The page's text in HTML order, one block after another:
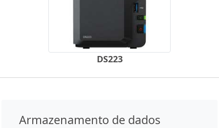
DS223
Armazenamento de dados